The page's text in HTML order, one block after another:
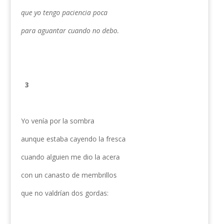
que yo tengo paciencia poca
para aguantar cuando no debo.
3
Yo venía por la sombra
aunque estaba cayendo la fresca
cuando alguien me dio la acera
con un canasto de membrillos
que no valdrían dos gordas: